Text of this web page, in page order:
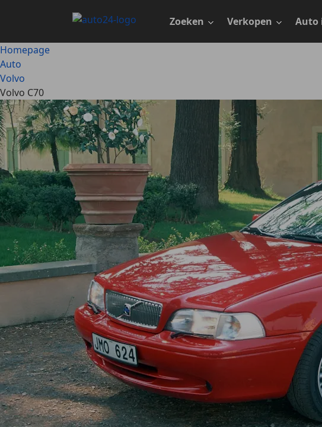
Zoeken Verkopen Auto
Homepage
Auto
Volvo
Volvo C70